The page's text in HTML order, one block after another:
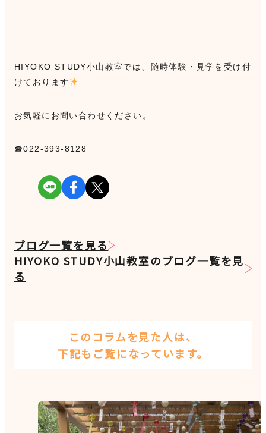
HIYOKO STUDY小山教室では、随時体験・見学を受け付
けております
お気軽にお問い合わせください。
☎022-393-8128
ブログ一覧を見る
HIYOKO STUDY小山教室のブログ一覧を見
る
このコラムを見た人は、
下記もご覧になっています。